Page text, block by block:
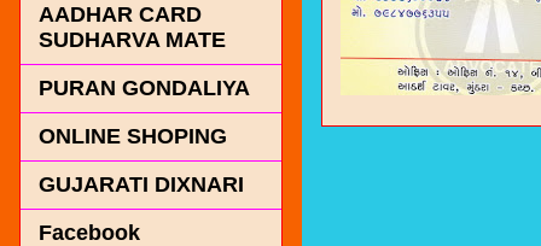
AADHAR CARD
SUDHARVA MATE
PURAN GONDALIYA
ONLINE SHOPING
GUJARATI DIXNARI
Facebook